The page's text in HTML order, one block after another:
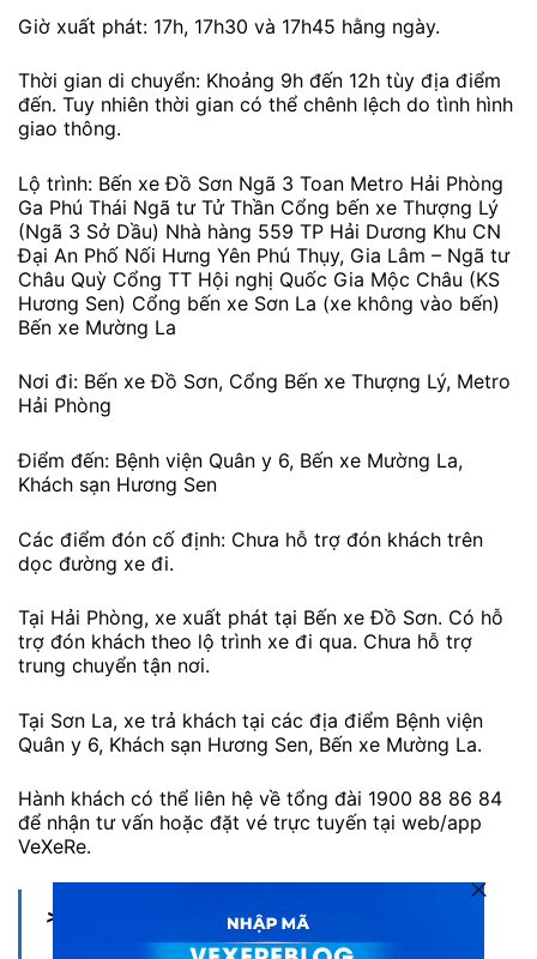
Giờ xuất phát: 17h, 17h30 và 17h45 hằng ngày.
Thời gian di chuyển: Khoảng 9h đến 12h tùy địa điểm
đến. Tuy nhiên thời gian có thể chênh lệch do tình hình
giao thông.
Lộ trình: Bến xe Đồ Sơn Ngã 3 Toan Metro Hải Phòng
Ga Phú Thái Ngã tư Tử Thần Cổng bến xe Thượng Lý
(Ngã 3 Sở Dầu) Nhà hàng 559 TP Hải Dương Khu CN
Đại An Phố Nối Hưng Yên Phú Thụy, Gia Lâm – Ngã tư
Châu Quỳ Cổng TT Hội nghị Quốc Gia Mộc Châu (KS
Hương Sen) Cổng bến xe Sơn La (xe không vào bến)
Bến xe Mường La
Nơi đi: Bến xe Đồ Sơn, Cổng Bến xe Thượng Lý, Metro
Hải Phòng
Điểm đến: Bệnh viện Quân y 6, Bến xe Mường La,
Khách sạn Hương Sen
Các điểm đón cố định: Chưa hỗ trợ đón khách trên
dọc đường xe đi.
Tại Hải Phòng, xe xuất phát tại Bến xe Đồ Sơn. Có hỗ
trợ đón khách theo lộ trình xe đi qua. Chưa hỗ trợ
trung chuyển tận nơi.
Tại Sơn La, xe trả khách tại các địa điểm Bệnh viện
Quân y 6, Khách sạn Hương Sen, Bến xe Mường La.
Hành khách có thể liên hệ về tổng đài 1900 88 86 84
để nhận tư vấn hoặc đặt vé trực tuyến tại web/app
VeXeRe.
>>>>Xem thêm: